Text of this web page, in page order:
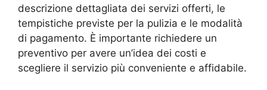
descrizione dettagliata dei servizi offerti, le
tempistiche previste per la pulizia e le modalità
di pagamento. È importante richiedere un
preventivo per avere un’idea dei costi e
scegliere il servizio più conveniente e affidabile.